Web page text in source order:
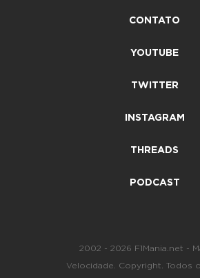
CONTATO
YOUTUBE
TWITTER
INSTAGRAM
THREADS
PODCAST
2002 - 2026 F1Mania.net -
Velocidade. Copyright. Todos